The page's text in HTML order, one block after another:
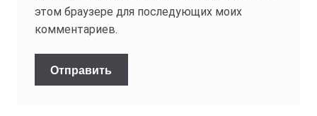
этом браузере для последующих моих
комментариев.